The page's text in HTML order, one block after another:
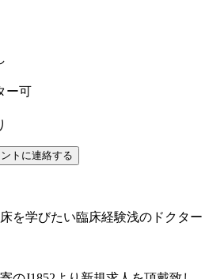
ー可
を学びたい臨床経験浅のドクター